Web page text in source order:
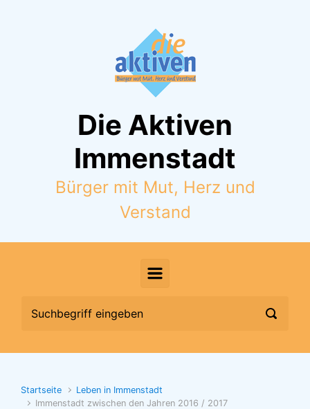
Die Aktiven
Immenstadt
Bürger mit Mut, Herz und
Verstand
Startseite
Leben in Immenstadt
Immenstadt zwischen den Jahren 2016 / 2017